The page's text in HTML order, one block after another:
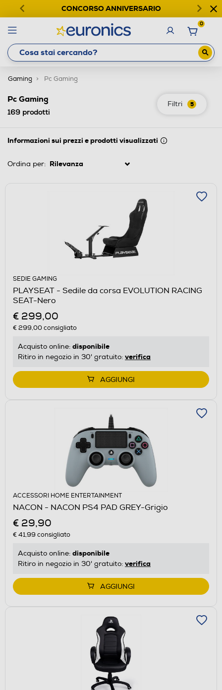
CONCORSO ANNIVERSARIO
0
Gaming Pc Gaming
Filtri 5
Pc Gaming
169 prodotti
Informazioni sui prezzi e prodotti visualizzati
Ordina per:
SEDIE GAMING
PLAYSEAT - Sedile da corsa EVOLUTION RACING
SEAT-Nero
€ 299,00
€ 299,00consigliato
Acquisto online: disponibile
Ritiro in negozio in 30' gratuito: verifica
AGGIUNGI
ACCESSORI HOME ENTERTAINMENT
NACON - NACON PS4 PAD GREY-Grigio
€ 29,90
€ 41,99 consigliato
Acquisto online: disponibile
Ritiro in negozio in 30' gratuito: verifica
AGGIUNGI